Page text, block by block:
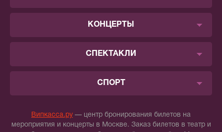
КОНЦЕРТЫ
СПЕКТАКЛИ
СПОРТ
Випкасса.ру — центр бронирования билетов на
мероприятия и концерты в Москве. Заказ билетов в театр и